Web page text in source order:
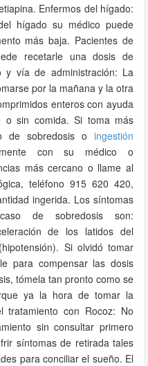
Enfermos del hígado:
hígado su médico puede
más baja. Pacientes de
recetarle una dosis de
y vía de administración: La
por la mañana y la otra
enteros con ayuda
o sin comida. Si toma más
de sobredosis o ingestión
con su médico o
más cercano o llame al
teléfono 915 620 420,
ingerida. Los síntomas
de sobredosis son:
de los latidos del
Si olvidó tomar
para compensar las dosis
tómela tan pronto como se
ya la hora de tomar la
tratamiento con Rocoz: No
sin consultar primero
síntomas de retirada tales
para conciliar el sueño. El